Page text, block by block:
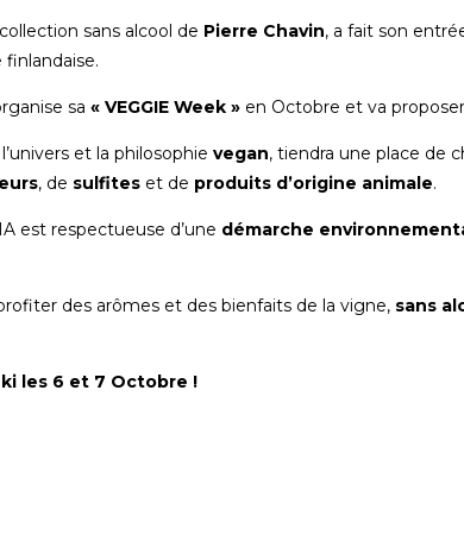
sans alcool de Pierre Chavin, a fait son
finlandaise.
sa « VEGGIE Week » en Octobre et va
et la philosophie vegan, tiendra une place de
, de sulfites et de produits d’origine animale.
est respectueuse d’une démarche
des arômes et des bienfaits de la vigne, sans
les 6 et 7 Octobre !